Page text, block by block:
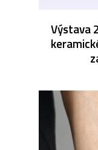
Výstava